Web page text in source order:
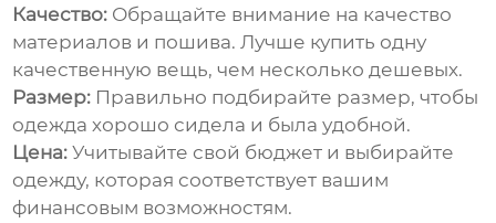
Качество: Обращайте внимание на качество
материалов и пошива. Лучше купить одну
качественную вещь, чем несколько дешевых.
Размер: Правильно подбирайте размер, чтобы
одежда хорошо сидела и была удобной.
Цена: Учитывайте свой бюджет и выбирайте
одежду, которая соответствует вашим
финансовым возможностям.